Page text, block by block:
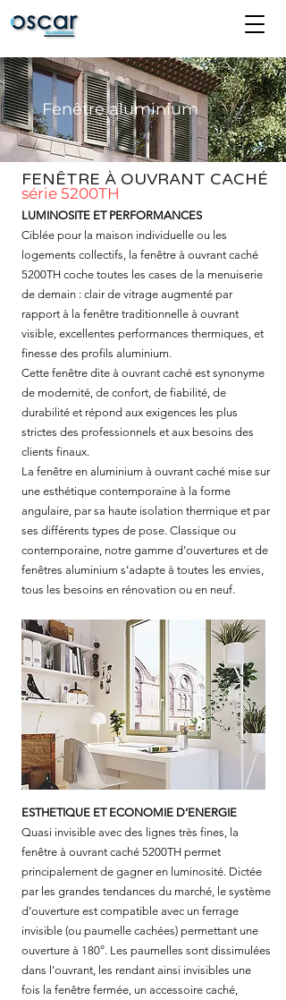
Fenêtre aluminium
FENÊTRE À OUVRANT CACHÉ
série 5200TH
LUMINOSITE ET PERFORMANCES
Ciblée pour la maison individuelle ou les
logements collectifs, la fenêtre à ouvrant caché
5200TH coche toutes les cases de la menuiserie
de demain : clair de vitrage augmenté par
rapport à la fenêtre traditionnelle à ouvrant
visible, excellentes performances thermiques, et
finesse des profils aluminium.
Cette fenêtre dite à ouvrant caché est synonyme
de modernité, de confort, de fiabilité, de
durabilité et répond aux exigences les plus
strictes des professionnels et aux besoins des
clients finaux.
La fenêtre en aluminium à ouvrant caché mise sur
une esthétique contemporaine à la forme
angulaire, par sa haute isolation thermique et par
ses différents types de pose. Classique ou
contemporaine, notre gamme d’ouvertures et de
fenêtres aluminium s’adapte à toutes les envies,
tous les besoins en rénovation ou en neuf.
ESTHETIQUE ET ECONOMIE D’ENERGIE
Quasi invisible avec des lignes très fines, la
fenêtre à ouvrant caché 5200TH permet
principalement de gagner en luminosité. Dictée
par les grandes tendances du marché, le système
d’ouverture est compatible avec un ferrage
invisible (ou paumelle cachées) permettant une
ouverture à 180°. Les paumelles sont dissimulées
dans l’ouvrant, les rendant ainsi invisibles une
fois la fenêtre fermée, un accessoire caché,